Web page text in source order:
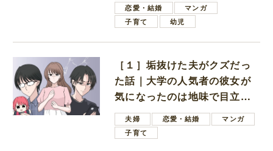
恋愛・結婚
マンガ
子育て
幼児
［１］垢抜けた夫がクズだっ
た話｜大学の人気者の彼女が
気になったのは地味で目立た
ない男子学生
夫婦 恋愛・結婚
マンガ
子育て